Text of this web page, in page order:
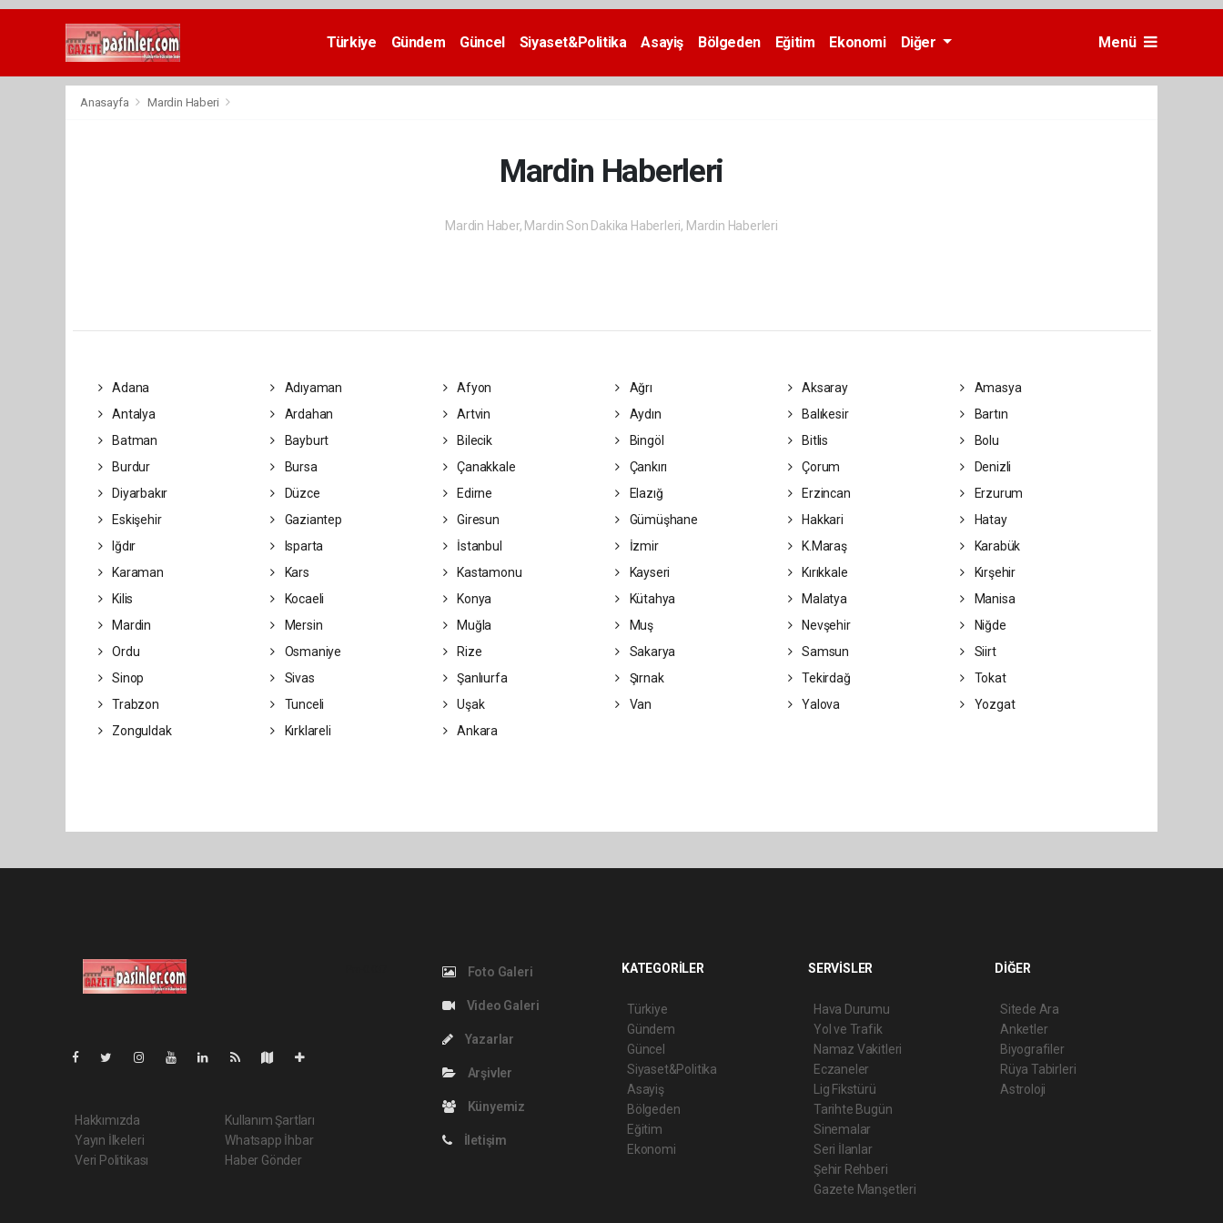
Deneme
Türkiye Gündem Güncel Siyaset&Politika Asayiş Bölgeden Eğitim Ekonomi Diğer Menü
Anasayfa Mardin Haberi
Mardin Haberleri
Mardin Haber, Mardin Son Dakika Haberleri, Mardin Haberleri
Adana Adıyaman Afyon Ağrı Aksaray
Amasya
Antalya
Ardahan Artvin Aydın Balıkesir
Bartın
Batman
Bayburt Bilecik Bingöl Bitlis
Bolu
Burdur
Bursa Çanakkale Çankırı Çorum
Denizli
Diyarbakır
Düzce Edirne Elazığ Erzincan
Erzurum
Eskişehir
Gaziantep Giresun Gümüşhane Hakkari
Hatay
Iğdır
Isparta İstanbul İzmir K.Maraş
Karabük
Karaman
Kars Kastamonu Kayseri Kırıkkale
Kırşehir
Kilis
Kocaeli Konya Kütahya Malatya
Manisa
Mardin
Mersin Muğla Muş Nevşehir
Niğde
Ordu
Osmaniye Rize Sakarya Samsun
Siirt
Sinop
Sivas Şanlıurfa Şırnak Tekirdağ
Tokat
Trabzon
Tunceli Uşak Van Yalova
Yozgat
Zonguldak
Kırklareli Ankara
Hakkımızda
Yayın İlkeleri
Veri Politikası
Kullanım Şartları
Whatsapp İhbar
Haber Gönder
Foto Galeri
Video Galeri
Yazarlar
Arşivler
Künyemiz
İletişim
KATEGORİLER
Türkiye
Gündem
Güncel
Siyaset&Politika
Asayiş
Bölgeden
Eğitim
Ekonomi
SERVİSLER
Hava Durumu
Yol ve Trafik
Namaz Vakitleri
Eczaneler
Lig Fikstürü
Tarihte Bugün
Sinemalar
Seri İlanlar
Şehir Rehberi
Gazete Manşetleri
DİĞER
Sitede Ara
Anketler
Biyografiler
Rüya Tabirleri
Astroloji